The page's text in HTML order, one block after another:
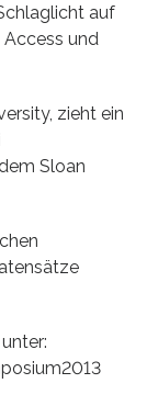
auf
und
zieht ein
Sloan